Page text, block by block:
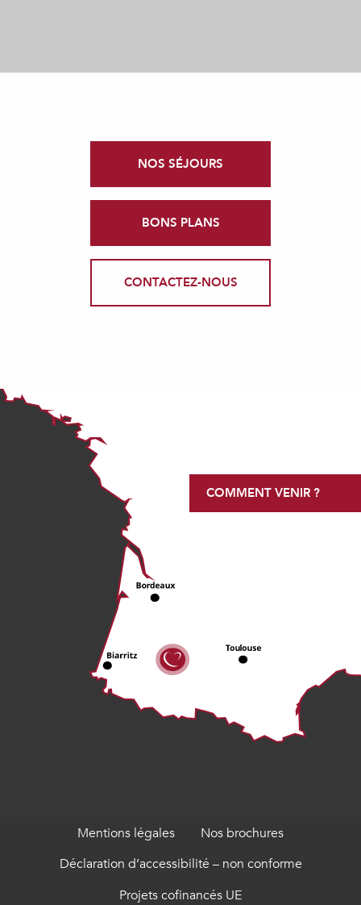
NOS SÉJOURS
BONS PLANS
CONTACTEZ-NOUS
COMMENT VENIR ?
Mentions légales
Nos brochures
Déclaration d’accessibilité – non conforme
Projets cofinancés UE